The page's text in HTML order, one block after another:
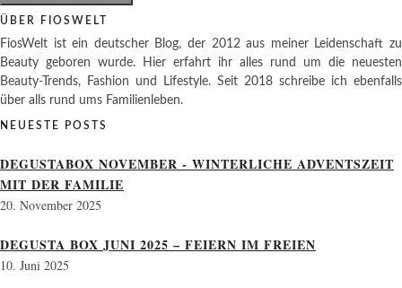
ÜBER FIOSWELT
FiosWelt ist ein deutscher Blog, der 2012 aus meiner Leidenschaft zu
Beauty geboren wurde. Hier erfahrt ihr alles rund um die neuesten
Beauty-Trends, Fashion und Lifestyle. Seit 2018 schreibe ich ebenfalls
über alls rund ums Familienleben.
NEUESTE POSTS
DEGUSTABOX NOVEMBER - WINTERLICHE ADVENTSZEIT
MIT DER FAMILIE
20. November 2025
DEGUSTA BOX JUNI 2025 – FEIERN IM FREIEN
10. Juni 2025